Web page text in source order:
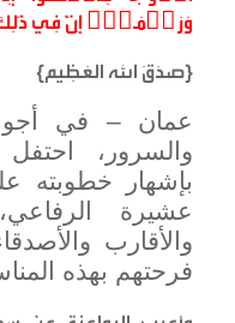
وَرَحۡمَةًۚ إِنَّ فِي
{صدَقَ الله العَظِيم}
عمان – في
والسرور،
بإشهار خطوبته
عشيرة
والأقارب
فرحتهم بهذه